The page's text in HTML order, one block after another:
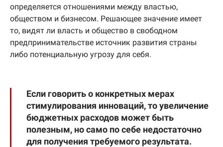
определяется отношениями между властью,
обществом и бизнесом. Решающее значение имеет
то, видят ли власть и общество в свободном
предпринимательстве источник развития страны
либо потенциальную угрозу для себя.
Если говорить о конкретных мерах
стимулирования инноваций, то увеличение
бюджетных расходов может быть
полезным, но само по себе недостаточно
для получения требуемого результата.